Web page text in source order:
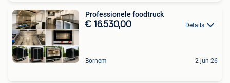
Professionele foodtruck
€ 16.530,00 Details
Bornem 2 jun 26